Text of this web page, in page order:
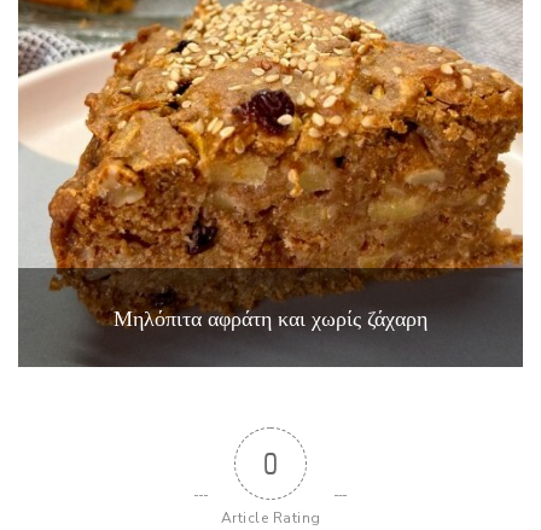
Μηλόπιτα αφράτη και χωρίς ζάχαρη
0
Article Rating